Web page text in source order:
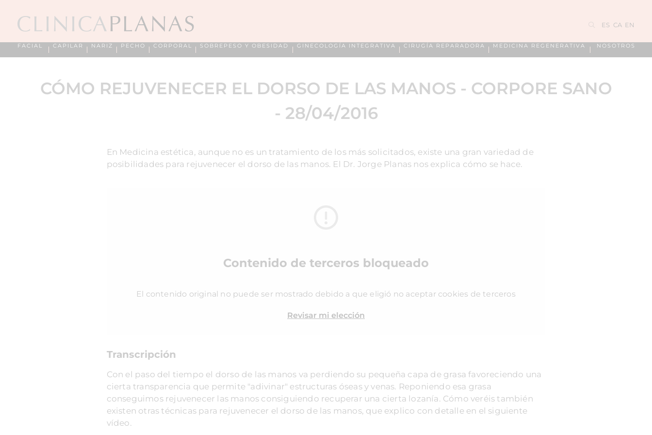
ES CA EN
FACIAL CAPILAR NARIZ PECHO CORPORAL SOBREPESO Y OBESIDAD GINECOLOGÍA INTEGRATIVA CIRUGÍA REPARADORA MEDICINA REGENERATIVA NOSOTROS
CÓMO REJUVENECER EL DORSO DE LAS MANOS - CORPORE SANO
- 28/04/2016
En Medicina estética, aunque no es un tratamiento de los más solicitados, existe una gran variedad de
posibilidades para rejuvenecer el dorso de las manos. El Dr. Jorge Planas nos explica cómo se hace.
Contenido de terceros bloqueado
El contenido original no puede ser mostrado debido a que eligió no aceptar cookies de terceros
Revisar mi elección
Transcripción
Con el paso del tiempo el dorso de las manos va perdiendo su pequeña capa de grasa favoreciendo una
cierta transparencia que permite "adivinar" estructuras óseas y venas. Reponiendo esa grasa
conseguimos rejuvenecer las manos consiguiendo recuperar una cierta lozanía. Cómo veréis también
existen otras técnicas para rejuvenecer el dorso de las manos, que explico con detalle en el siguiente
vídeo.